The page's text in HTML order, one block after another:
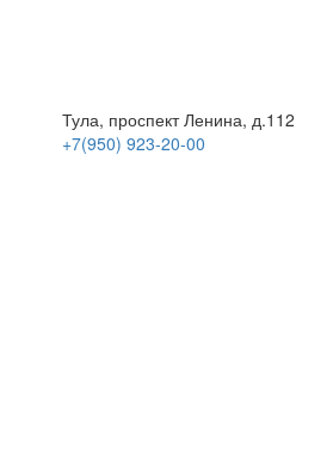
Тула, проспект Ленина, д.112
+7(950) 923-20-00